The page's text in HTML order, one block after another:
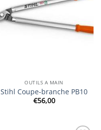
OUTILS A MAIN
Stihl Coupe-branche PB10
€56,00